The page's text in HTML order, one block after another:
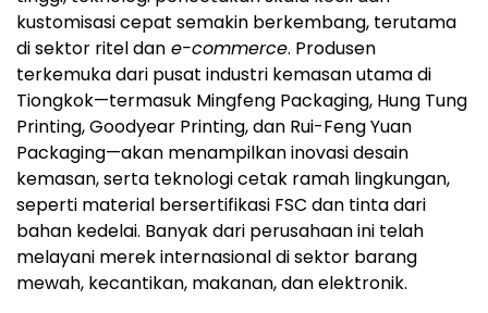
kustomisasi cepat semakin berkembang, terutama
di sektor ritel dan e-commerce. Produsen
terkemuka dari pusat industri kemasan utama di
Tiongkok—termasuk Mingfeng Packaging, Hung Tung
Printing, Goodyear Printing, dan Rui-Feng Yuan
Packaging—akan menampilkan inovasi desain
kemasan, serta teknologi cetak ramah lingkungan,
seperti material bersertifikasi FSC dan tinta dari
bahan kedelai. Banyak dari perusahaan ini telah
melayani merek internasional di sektor barang
mewah, kecantikan, makanan, dan elektronik.